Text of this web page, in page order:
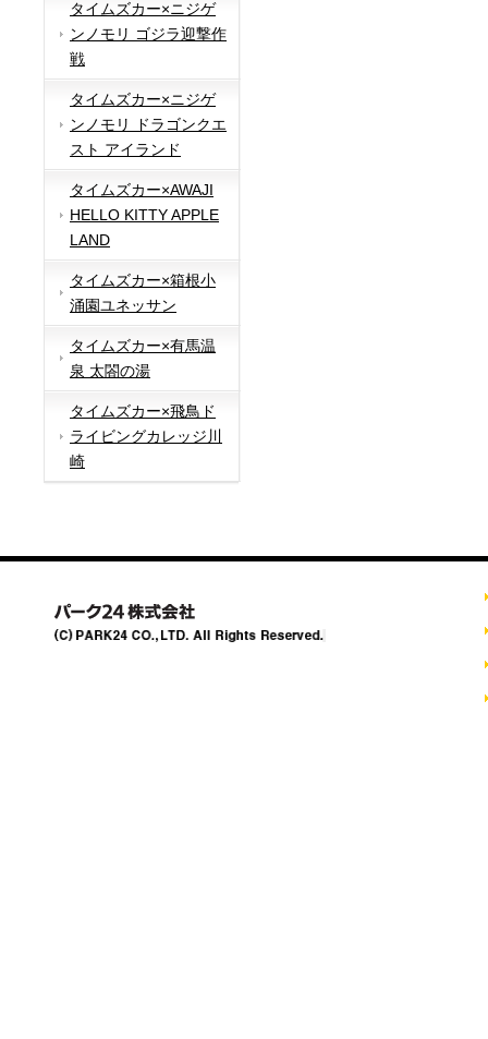
タイムズカー×ニジゲ
ンノモリ ゴジラ迎撃作
戦
タイムズカー×ニジゲ
ンノモリ ドラゴンクエ
スト アイランド
タイムズカー×AWAJI
HELLO KITTY APPLE
LAND
タイムズカー×箱根小
涌園ユネッサン
タイムズカー×有馬温
泉 太閤の湯
タイムズカー×飛鳥ド
ライビングカレッジ川
崎